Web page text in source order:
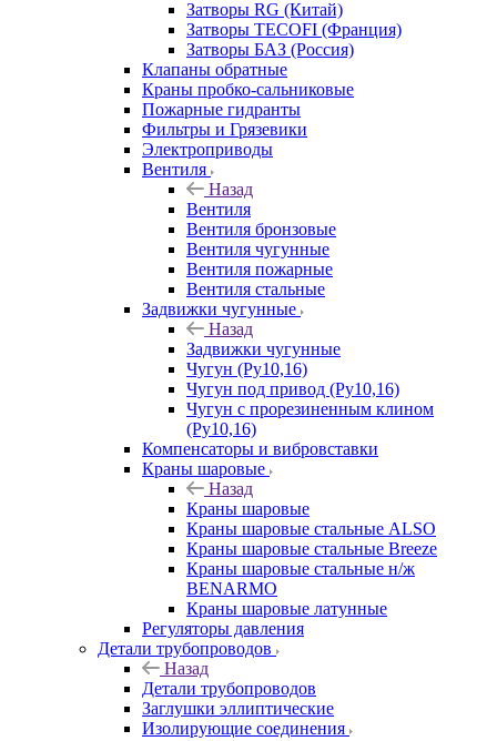
Затворы RG (Китай)
Затворы TECOFI (Франция)
Затворы БАЗ (Россия)
Клапаны обратные
Краны пробко-сальниковые
Пожарные гидранты
Фильтры и Грязевики
Электроприводы
Вентиля
Назад
Вентиля
Вентиля бронзовые
Вентиля чугунные
Вентиля пожарные
Вентиля стальные
Задвижки чугунные
Назад
Задвижки чугунные
Чугун (Ру10,16)
Чугун под привод (Ру10,16)
Чугун с прорезиненным клином
(Ру10,16)
Компенсаторы и вибровставки
Краны шаровые
Назад
Краны шаровые
Краны шаровые стальные ALSO
Краны шаровые стальные Breeze
Краны шаровые стальные н/ж
BENARMO
Краны шаровые латунные
Регуляторы давления
Детали трубопроводов
Назад
Детали трубопроводов
Заглушки эллиптические
Изолирующие соединения